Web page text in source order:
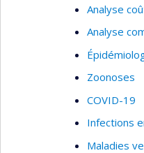
Réalités
Analyse
Analyse
Zoonoses
COVID-19
Infections
Maladies